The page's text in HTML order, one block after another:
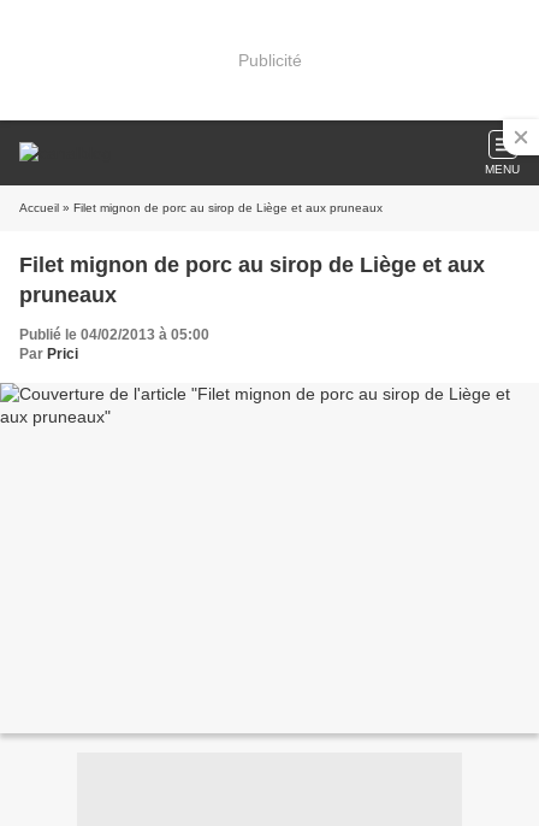
Publicité
MENU
Accueil » Filet mignon de porc au sirop de Liège et aux pruneaux
Filet mignon de porc au sirop de Liège et aux
pruneaux
Publié le 04/02/2013 à 05:00
Par Prici